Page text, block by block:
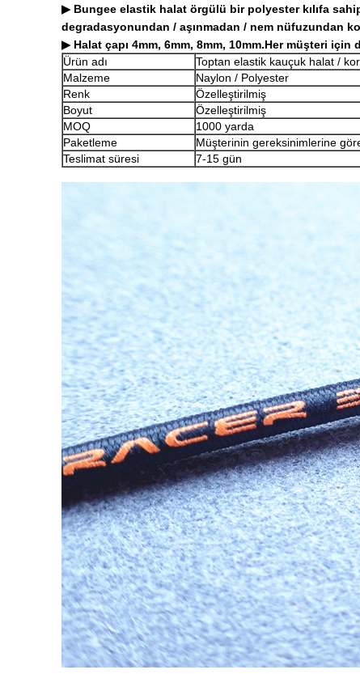
▶ Bungee elastik halat örgülü bir polyester kılıfa
degradasyonundan / aşınmadan / nem nüfuzundan
▶ Halat çapı 4mm, 6mm, 8mm, 10mm.Her müşteri
Ürün adı
Toptan elastik kauçuk halat /
Malzeme
Naylon / Polyester
Renk
Özelleştirilmiş
Boyut
Özelleştirilmiş
MOQ
1000 yarda
Paketleme
Müşterinin gereksinimlerine
Teslimat süresi
7-15 gün